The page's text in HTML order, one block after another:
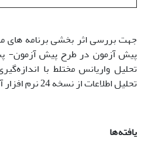
جهت بررسی اثر بخشی برنامه های
پیش آزمون در طرح پیش آزمون-
تحلیل واریانس مختلط با
تحلیل اطلاعات از نسخه 24 نرم افزار آماری SPSS استفاده شد.
یافته‌ها